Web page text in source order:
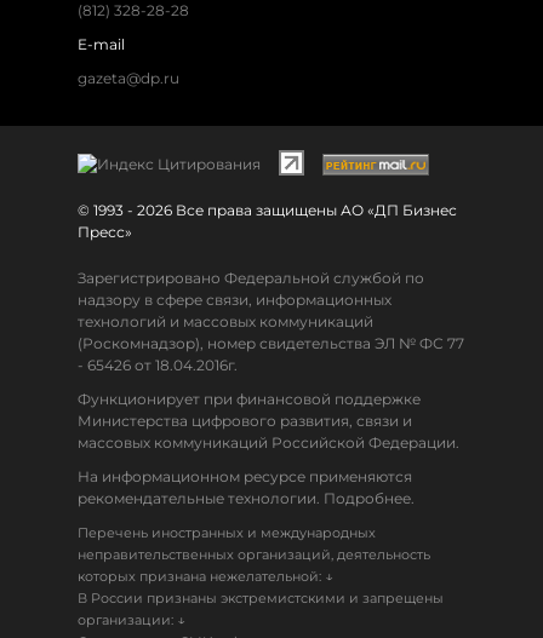
(812) 328-28-28
E-mail
gazeta@dp.ru
© 1993 - 2026 Все права защищены АО «ДП Бизнес
Пресс»
Зарегистрировано Федеральной службой по
надзору в сфере связи, информационных
технологий и массовых коммуникаций
(Роскомнадзор), номер свидетельства ЭЛ № ФС 77
- 65426 от 18.04.2016г.
Функционирует при финансовой поддержке
Министерства цифрового развития, связи и
массовых коммуникаций Российской Федерации.
На информационном ресурсе применяются
рекомендательные технологии. Подробнее.
Перечень иностранных и международных
неправительственных организаций, деятельность
которых признана нежелательной: ↓
В России признаны экстремистскими и запрещены
организации: ↓